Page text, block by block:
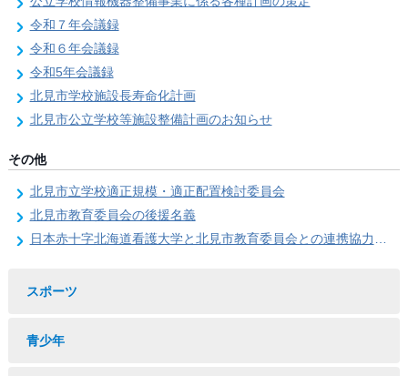
令和７年会議録
令和６年会議録
令和5年会議録
北見市学校施設長寿命化計画
北見市公立学校等施設整備計画のお知らせ
その他
北見市立学校適正規模・適正配置検討委員会
北見市教育委員会の後援名義
日本赤十字北海道看護大学と北見市教育委員会との連携協力に関する協定の締結
スポーツ
青少年